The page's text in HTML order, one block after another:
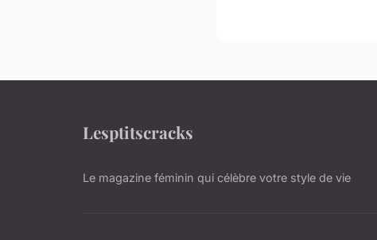
Lesptitscracks
Le magazine féminin qui célèbre votre style de vie